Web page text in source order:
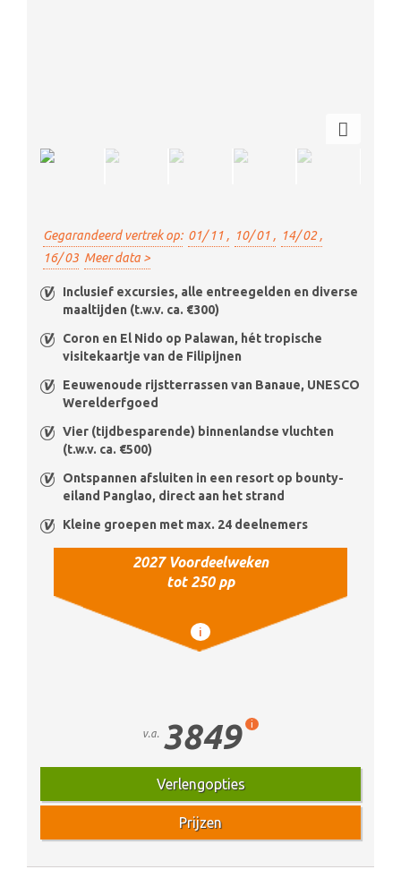
Gegarandeerd vertrek op: 01/ 11 , 10/ 01 , 14/ 02 ,
16/ 03 Meer data >
Inclusief excursies, alle entreegelden en diverse
maaltijden (t.w.v. ca. €300)
Coron en El Nido op Palawan, hét tropische
visitekaartje van de Filipijnen
Eeuwenoude rijstterrassen van Banaue, UNESCO
Werelderfgoed
Vier (tijdbesparende) binnenlandse vluchten
(t.w.v. ca. €500)
Ontspannen afsluiten in een resort op bounty-
eiland Panglao, direct aan het strand
Kleine groepen met max. 24 deelnemers
2027 Voordeelweken
tot 250 pp
i
v.a. 3849 i
Verlengopties
Prijzen